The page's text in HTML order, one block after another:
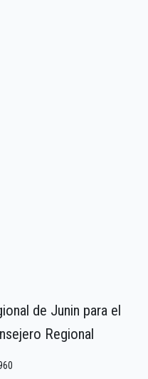
de Junin para el
Regional